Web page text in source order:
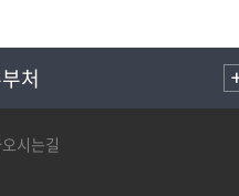
처
시는길